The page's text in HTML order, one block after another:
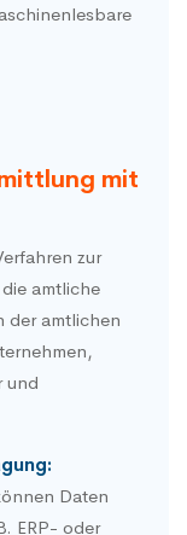
mit
zur
amtliche
der amtlichen
und
Daten
ERP- oder